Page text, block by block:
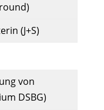
(J+S)
von
DSBG)